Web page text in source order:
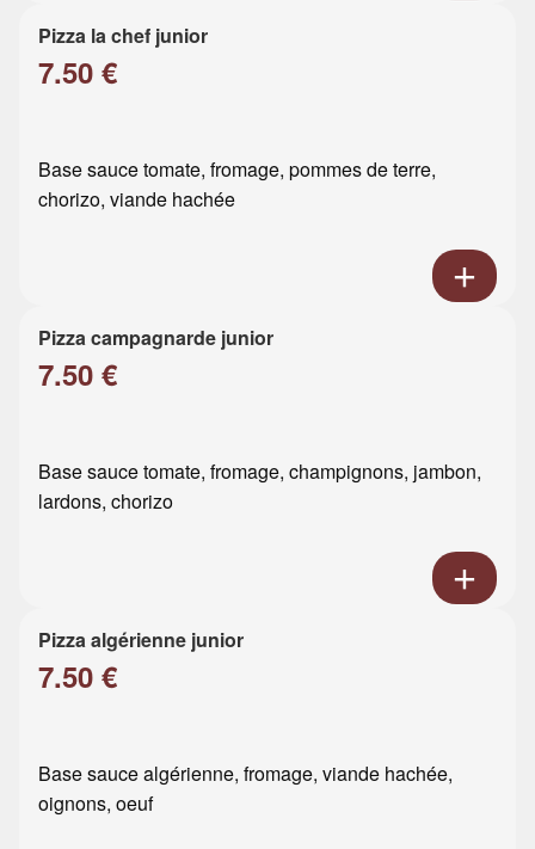
Pizza la chef junior
7.50 €
Base sauce tomate, fromage, pommes de terre,
chorizo, viande hachée
Pizza campagnarde junior
7.50 €
Base sauce tomate, fromage, champignons, jambon,
lardons, chorizo
Pizza algérienne junior
7.50 €
Base sauce algérienne, fromage, viande hachée,
oignons, oeuf